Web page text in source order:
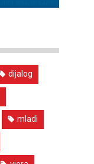
dijalog
mladi